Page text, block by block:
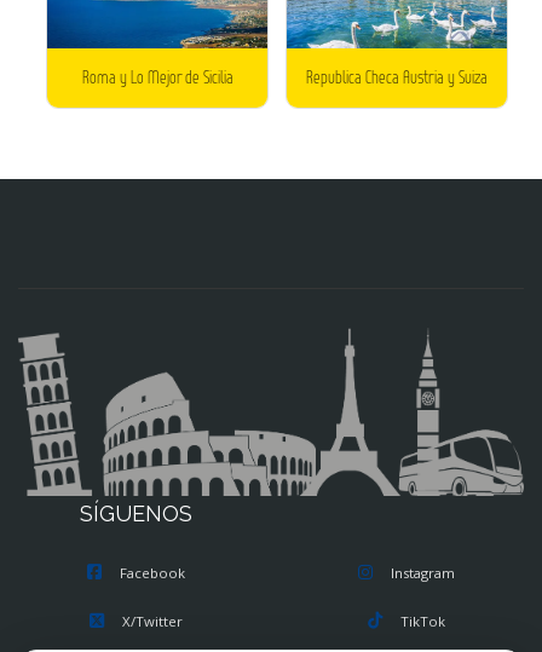
Roma y Lo Mejor de Sicilia Republica Checa Austria y Suiza
SÍGUENOS
Facebook
X/Twitter
Instagram
TikTok